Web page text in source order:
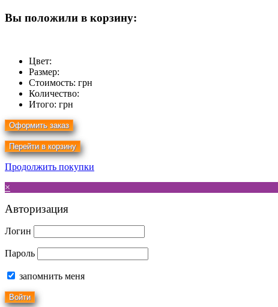
Вы положили в корзину:
Цвет:
Размер:
Стоимость: грн
Количество:
Итого: грн
Продолжить покупки
×
Авторизация
Логин
Пароль
запомнить меня